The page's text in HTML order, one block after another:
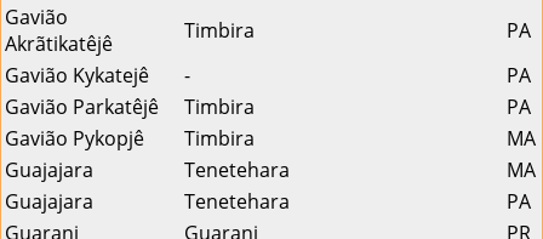
Gavião
Akrãtikatêjê
Timbira
PA
Gavião Kykatejê
-
PA
Gavião Parkatêjê
Timbira
PA
Gavião Pykopjê
Timbira
MA
Guajajara
Tenetehara
MA
Guajajara
Tenetehara
PA
Guarani
Guarani
PR